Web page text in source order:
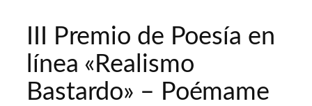
III Premio de Poesía en
línea «Realismo
Bastardo» – Poémame